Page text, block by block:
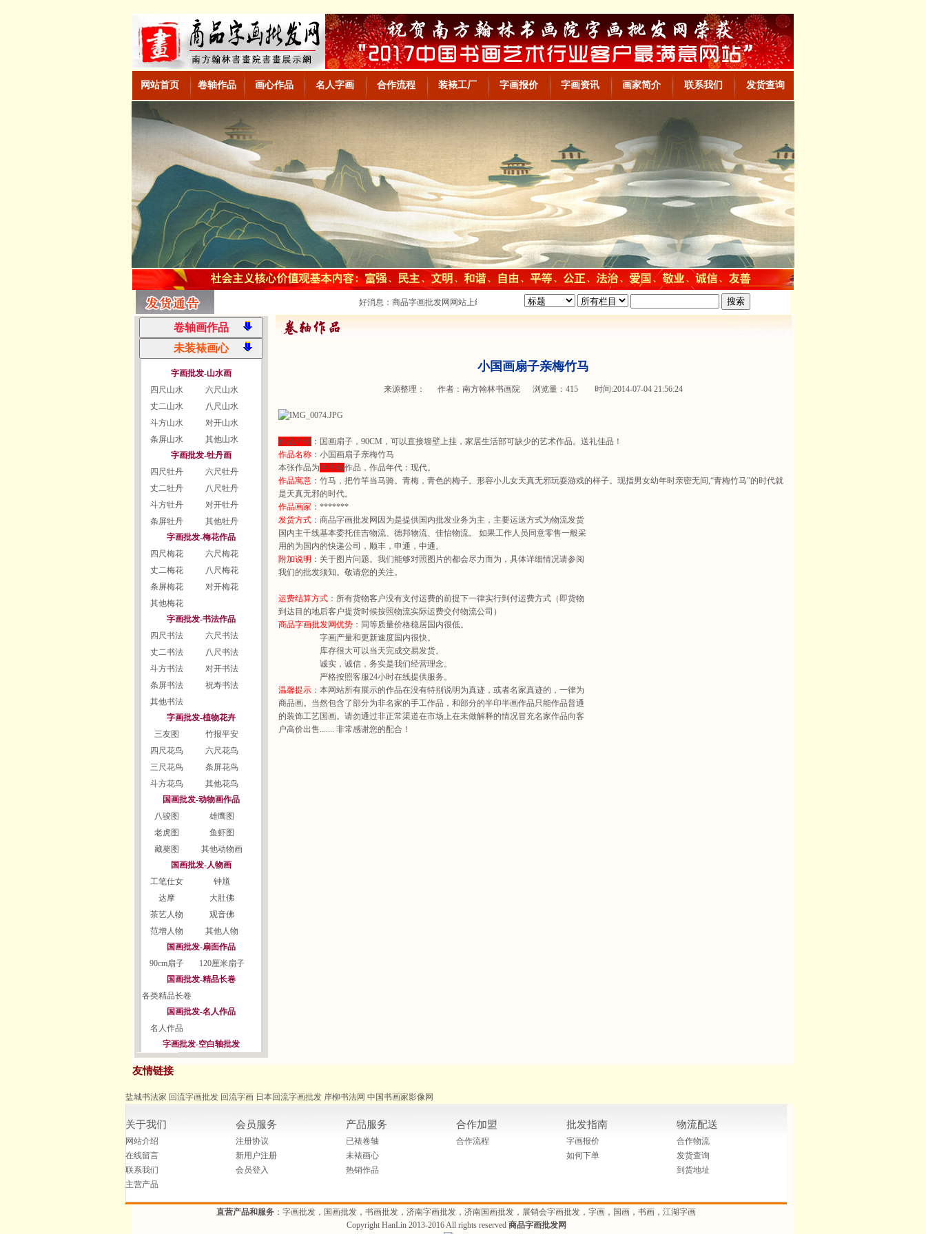
网站首页 卷轴作品 画心作品 名人字画 合作流程 装裱工厂 字画报价 字画资讯 画家简介 联系我们 发货查询
好消息：商品字画批发网网站上线，大量字画，欢迎
字画批发-山水画
四尺山水
六尺山水
丈二山水
八尺山水
斗方山水
对开山水
条屏山水
其他山水
字画批发-牡丹画
四尺牡丹
六尺牡丹
丈二牡丹
八尺牡丹
斗方牡丹
对开牡丹
条屏牡丹
其他牡丹
字画批发-梅花作品
四尺梅花
六尺梅花
丈二梅花
八尺梅花
条屏梅花
对开梅花
其他梅花
字画批发-书法作品
四尺书法
六尺书法
丈二书法
八尺书法
斗方书法
对开书法
条屏书法
祝寿书法
其他书法
字画批发-植物花卉
三友图
竹报平安
四尺花鸟
六尺花鸟
三尺花鸟
条屏花鸟
斗方花鸟
其他花鸟
国画批发-动物画作品
八骏图
雄鹰图
老虎图
鱼虾图
藏獒图
其他动物画
国画批发-人物画
工笔仕女
钟馗
达摩
大肚佛
茶艺人物
观音佛
范增人物
其他人物
国画批发-扇面作品
90cm扇子
120厘米扇子
国画批发-精品长卷
各类精品长卷
国画批发-名人作品
名人作品
字画批发-空白轴批发
小国画扇子亲梅竹马
来源整理： 作者： 南方翰林书画院 浏览量： 415 时间:2014-07-04 21:56:24
作品介绍 ：国画扇子，90CM，可以直接墙壁上挂，家居生活部可缺少的艺术作品。送礼佳品！
作品名称 ：小国画扇子亲梅竹马
本张作品为半手绘作品，作品年代：现代。
作品寓意 ：竹马，把竹竿当马骑。青梅，青色的梅子。形容小儿女天真无邪玩耍游戏的样子。现指男女幼年时亲密无间,“青梅竹马”的时代就
是天真无邪的时代。
作品画家 ：*******
发货方式 ：商品字画批发网因为是提供国内批发业务为主，主要运送方式为物流发货
国内主干线基本委托佳吉物流、德邦物流、佳怡物流。 如果工作人员同意零售一般采
用的为国内的快递公司，顺丰，申通，中通。
附加说明 ：关于图片问题。我们能够对照图片的都会尽力而为，具体详细情况请参阅
我们的批发须知。敬请您的关注。
运费结算方式 ：所有货物客户没有支付运费的前提下一律实行到付运费方式（即货物
到达目的地后客户提货时候按照物流实际运费交付物流公司）
商品字画批发网优势 ：同等质量价格稳居国内很低。
字画产量和更新速度国内很快。
库存很大可以当天完成交易发货。
诚实，诚信，务实是我们经营理念。
严格按照客服24小时在线提供服务。
温馨提示 ：本网站所有展示的作品在没有特别说明为真迹，或者名家真迹的，一律为
商品画。当然包含了部分为非名家的手工作品，和部分的半印半画作品只能作品普通
的装饰工艺国画。请勿通过非正常渠道在市场上在未做解释的情况冒充名家作品向客
户高价出售....... 非常感谢您的配合！
友情链接
盐城书法家 回流字画批发 回流字画 日本回流字画批发 岸柳书法网 中国书画家影像网
关于我们
网站介绍
在线留言
联系我们
主营产品
会员服务
注册协议
新用户注册
会员登入
产品服务
已裱卷轴
未裱画心
热销作品
合作加盟
合作流程
批发指南
字画报价
如何下单
物流配送
合作物流
发货查询
到货地址
直营产品和服务 ：字画批发，国画批发，书画批发，济南字画批发，济南国画批发，展销会字画批发，字画，国画，书画，江湖字画
Copyright HanLin 2013-2016 All rights reserved 商品字画批发网